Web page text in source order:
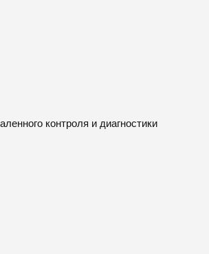
контроля и диагностики